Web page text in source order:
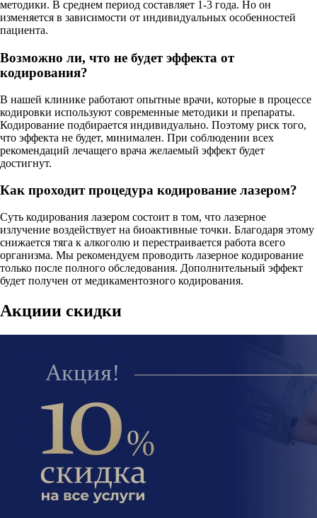
методики. В среднем период составляет 1-3 года. Но он
изменяется в зависимости от индивидуальных особенностей
пациента.
Возможно ли, что не будет эффекта от
кодирования?
В нашей клинике работают опытные врачи, которые в процессе
кодировки используют современные методики и препараты.
Кодирование подбирается индивидуально. Поэтому риск того,
что эффекта не будет, минимален. При соблюдении всех
рекомендаций лечащего врача желаемый эффект будет
достигнут.
Как проходит процедура кодирование лазером?
Суть кодирования лазером состоит в том, что лазерное
излучение воздействует на биоактивные точки. Благодаря этому
снижается тяга к алкоголю и перестраивается работа всего
организма. Мы рекомендуем проводить лазерное кодирование
только после полного обследования. Дополнительный эффект
будет получен от медикаментозного кодирования.
Акциии скидки